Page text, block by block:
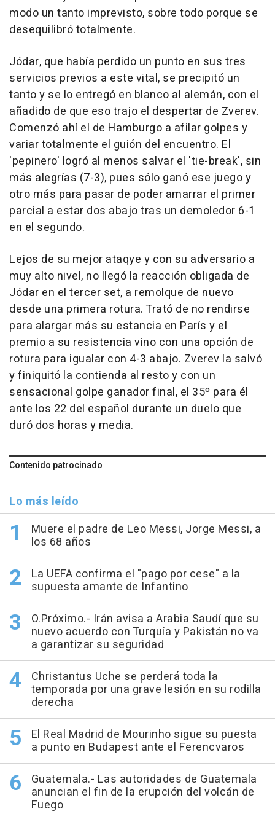
modo un tanto imprevisto, sobre todo porque se
desequilibró totalmente.
Jódar, que había perdido un punto en sus tres
servicios previos a este vital, se precipitó un
tanto y se lo entregó en blanco al alemán, con el
añadido de que eso trajo el despertar de Zverev.
Comenzó ahí el de Hamburgo a afilar golpes y
variar totalmente el guión del encuentro. El
'pepinero' logró al menos salvar el 'tie-break', sin
más alegrías (7-3), pues sólo ganó ese juego y
otro más para pasar de poder amarrar el primer
parcial a estar dos abajo tras un demoledor 6-1
en el segundo.
Lejos de su mejor ataqye y con su adversario a
muy alto nivel, no llegó la reacción obligada de
Jódar en el tercer set, a remolque de nuevo
desde una primera rotura. Trató de no rendirse
para alargar más su estancia en París y el
premio a su resistencia vino con una opción de
rotura para igualar con 4-3 abajo. Zverev la salvó
y finiquitó la contienda al resto y con un
sensacional golpe ganador final, el 35º para él
ante los 22 del español durante un duelo que
duró dos horas y media.
Contenido patrocinado
Lo más leído
Muere el padre de Leo Messi, Jorge Messi, a
los 68 años
La UEFA confirma el "pago por cese" a la
supuesta amante de Infantino
O.Próximo.- Irán avisa a Arabia Saudí que su
nuevo acuerdo con Turquía y Pakistán no va
a garantizar su seguridad
Christantus Uche se perderá toda la
temporada por una grave lesión en su rodilla
derecha
El Real Madrid de Mourinho sigue su puesta
a punto en Budapest ante el Ferencvaros
Guatemala.- Las autoridades de Guatemala
anuncian el fin de la erupción del volcán de
Fuego